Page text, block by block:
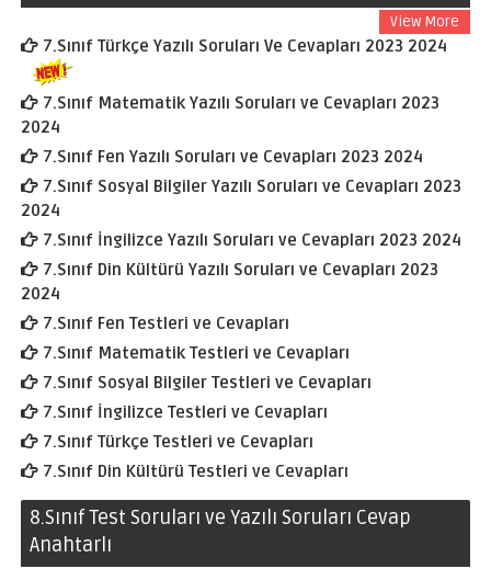
View More
7.Sınıf Türkçe Yazılı Soruları Ve Cevapları 2023 2024
7.Sınıf Matematik Yazılı Soruları ve Cevapları 2023
2024
7.Sınıf Fen Yazılı Soruları ve Cevapları 2023 2024
7.Sınıf Sosyal Bilgiler Yazılı Soruları ve Cevapları 2023
2024
7.Sınıf İngilizce Yazılı Soruları ve Cevapları 2023 2024
7.Sınıf Din Kültürü Yazılı Soruları ve Cevapları 2023
2024
7.Sınıf Fen Testleri ve Cevapları
7.Sınıf Matematik Testleri ve Cevapları
7.Sınıf Sosyal Bilgiler Testleri ve Cevapları
7.Sınıf İngilizce Testleri ve Cevapları
7.Sınıf Türkçe Testleri ve Cevapları
7.Sınıf Din Kültürü Testleri ve Cevapları
8.Sınıf Test Soruları ve Yazılı Soruları Cevap
Anahtarlı